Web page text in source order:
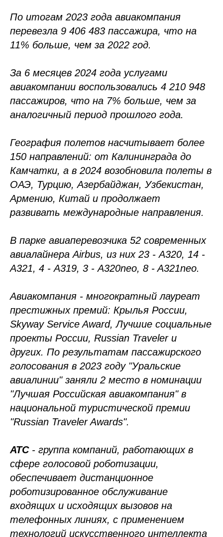
По итогам 2023 года авиакомпания
перевезла 9 406 483 пассажира, что на
11% больше, чем за 2022 год.
За 6 месяцев 2024 года услугами
авиакомпании воспользовались 4 210 948
пассажиров, что на 7% больше, чем за
аналогичный период прошлого года.
География полетов насчитывает более
150 направлений: от Калининграда до
Камчатки, а в 2024 возобновила полеты в
ОАЭ, Турцию, Азербайджан, Узбекистан,
Армению, Китай и продолжает
развивать международные направления.
В парке авиаперевозчика 52 современных
авиалайнера Airbus, из них 23 - А320, 14 -
А321, 4 - А319, 3 - A320neo, 8 - A321neo.
Авиакомпания - многократный лауреат
престижных премий: Крылья России,
Skyway Service Award, Лучшие социальные
проекты России, Russian Traveler и
других. По результатам пассажирского
голосования в 2023 году "Уральские
авиалинии" заняли 2 место в номинации
"Лучшая Российская авиакомпания" в
национальной туристической премии
"Russian Traveler Awards".
АТС- группа компаний, работающих в
сфере голосовой роботизации,
обеспечивает дистанционное
роботизированное обслуживание
входящих и исходящих вызовов на
телефонных линиях, с применением
технологий искусственного интеллекта